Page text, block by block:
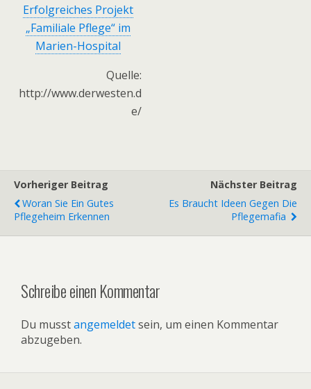
Erfolgreiches Projekt
„Familiale Pflege“ im
Marien-Hospital
Quelle:
http://www.derwesten.d
e/
Vorheriger Beitrag
Woran Sie Ein Gutes
Pflegeheim Erkennen
Nächster Beitrag
Es Braucht Ideen Gegen Die
Pflegemafia
Schreibe einen Kommentar
Du musstangemeldetsein, um einen Kommentar
abzugeben.